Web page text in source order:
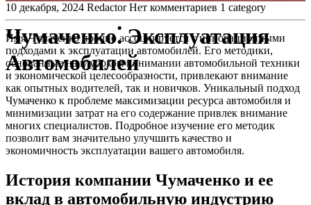
Чумаченко⁚ Эксплуатация
Автомобилей
10 декабря, 2024 Redactor Нет комментариев 1 category
Имя Чумаченко прочно ассоциируется с инновационными
подходами к эксплуатации автомобилей. Его методики,
основанные на глубоком понимании автомобильной техники
и экономической целесообразности, привлекают внимание
как опытных водителей, так и новичков. Уникальный подход
Чумаченко к проблеме максимизации ресурса автомобиля и
минимизации затрат на его содержание привлек внимание
многих специалистов. Подробное изучение его методик
позволит вам значительно улучшить качество и
экономичность эксплуатации вашего автомобиля.
История компании Чумаченко и ее
вклад в автомобильную индустрию